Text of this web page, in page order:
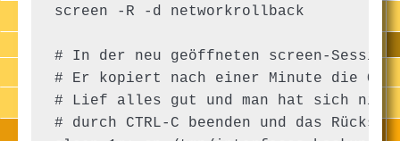
screen -R -d networkrollback
# In der neu geöffneten screen-
# Er kopiert nach einer Minute die
# Lief alles gut und man hat sich nicht
# durch CTRL-C beenden und das